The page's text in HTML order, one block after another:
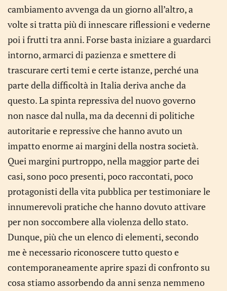
cambiamento avvenga da un giorno all’altro, a
volte si tratta più di innescare riflessioni e vederne
poi i frutti tra anni. Forse basta iniziare a guardarci
intorno, armarci di pazienza e smettere di
trascurare certi temi e certe istanze, perché una
parte della difficoltà in Italia deriva anche da
questo. La spinta repressiva del nuovo governo
non nasce dal nulla, ma da decenni di politiche
autoritarie e repressive che hanno avuto un
impatto enorme ai margini della nostra società.
Quei margini purtroppo, nella maggior parte dei
casi, sono poco presenti, poco raccontati, poco
protagonisti della vita pubblica per testimoniare le
innumerevoli pratiche che hanno dovuto attivare
per non soccombere alla violenza dello stato.
Dunque, più che un elenco di elementi, secondo
me è necessario riconoscere tutto questo e
contemporaneamente aprire spazi di confronto su
cosa stiamo assorbendo da anni senza nemmeno